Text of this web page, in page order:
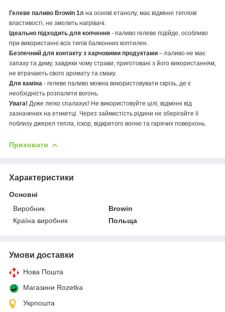
Гелеве паливо Вrowin 1л на основі етанолу, має відмінні теплові
властивості, не змолить нагрівачі.
Ідеально підходить для копчення - паливо гелеве підійде, особливо
при використанні всіх типів балконних коптилен.
Безпечний для контакту з харчовими продуктами – паливо не має
запаху та диму, завдяки чому страви, приготовані з його використанням,
не втрачають свого аромату та смаку.
Для каміна - гелеве паливо можна використовувати скрізь, де є
необхідність розпалити вогонь.
Увага! Дуже легко спалахує! Не використовуйте цілі, відмінні від
зазначених на етикетці. Через займистість рідини не зберігайте її
поблизу джерел тепла, іскор, відкритого вогню та гарячих поверхонь.
Приховати
Характеристики
Основні
Виробник
Browin
Країна виробник
Польща
Умови доставки
Нова Пошта
Магазини Rozetka
Укрпошта